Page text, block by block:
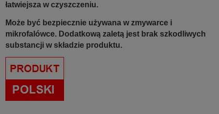
łatwiejsza w czyszczeniu.
Może być bezpiecznie używana w zmywarce i
mikrofalówce. Dodatkową zaletą jest brak szkodliwych
substancji w składzie produktu.